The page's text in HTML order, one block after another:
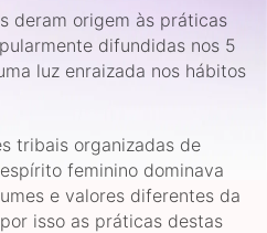
deram origem às práticas
difundidas nos 5
luz enraizada nos hábitos
tribais organizadas de
feminino dominava
e valores diferentes da
isso as práticas destas